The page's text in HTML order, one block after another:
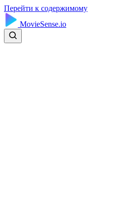
Перейти к содержимому
MovieSense.io